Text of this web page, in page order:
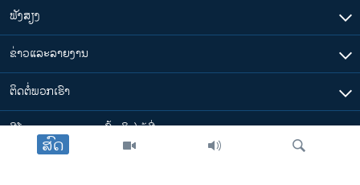
ສົດ
ຟັງສຽງ
ຂ່າວແລະລາຍງານ
ຕິດຕໍ່ພວກເຮົາ
ວີໂອເອລາວ ສາມາດ ເຂົ້າເຖິງໄດ້ທີ່